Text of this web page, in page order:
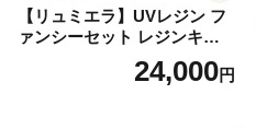
【リュミエラ】UVレジン フ
ァンシーセット レジンキッ
ト ハンドメイド レジンクラ
フト アクセサリーキット 手
24,000円